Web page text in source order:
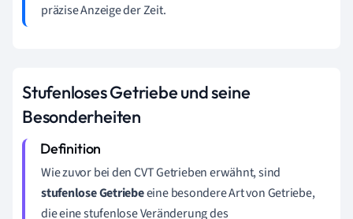
präzise Anzeige der Zeit.
Stufenloses Getriebe und seine
Besonderheiten
Wie zuvor bei den CVT Getrieben erwähnt, sind
stufenlose Getriebeeine besondere Art von Getriebe,
die eine stufenlose Veränderung des